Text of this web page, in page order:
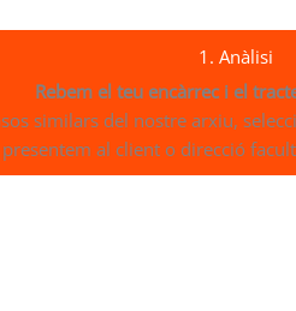
1. Anàlisi
Rebem el teu encàrrec i el
similars del nostre arxiu,
presentem al client o direcció